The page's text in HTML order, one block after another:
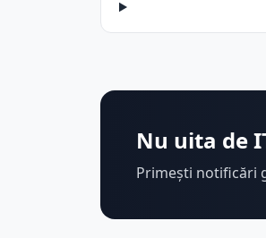
Nu uita de
Primești notificări